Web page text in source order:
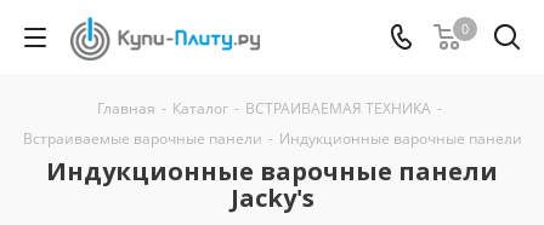
0
Главная - Каталог - ВСТРАИВАЕМАЯ ТЕХНИКА -
Встраиваемые варочные панели - Индукционные варочные панели
Индукционные варочные панели
Jacky's